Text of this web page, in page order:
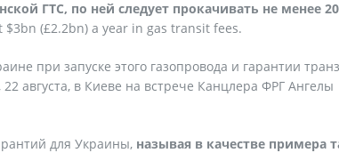
ГТС, по ней следует прокачивать не менее
(£2.2bn) a year in gas transit fees.
при запуске этого газопровода и гарантии
22 августа, в Киеве на встрече Канцлера ФРГ Ангелы
для Украины, называя в качестве примера